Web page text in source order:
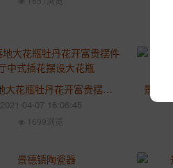
陶瓷落地大花瓶牡丹花开富贵摆件客厅中式插花摆设大花瓶
2021-04-07 16:06:45
1699浏览